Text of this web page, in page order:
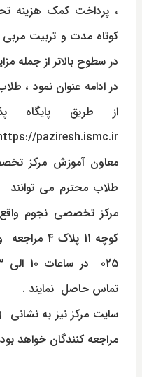
، پرداخت كمك هزينه
كوتاه مدت و تربيت
در سطوح بالاتر از جمله
در ادامه عنوان نمود ،
از طريق پایگاه
paziresh.ismc.ir
معاون آموزش مرکز
طلاب محترم مي
مركز تخصصي نجوم واقع
تماس حاصل نمایند .
سايت مركز نيز به نشاني
مراجعه كنندگان خواهد بود